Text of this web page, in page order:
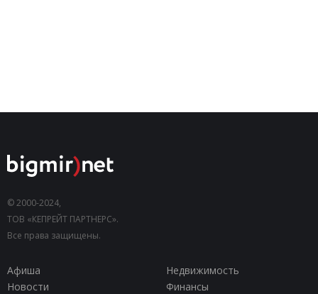
© 2000-2024,
ТОВ «КЕПРЕЙТ ПАРТНЕРС».
Все права защищены.
Афиша
Недвижимость
Новости
Финансы